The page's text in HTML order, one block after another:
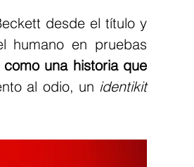
desde el título y
humano en pruebas
una historia que
al odio, un
identikit